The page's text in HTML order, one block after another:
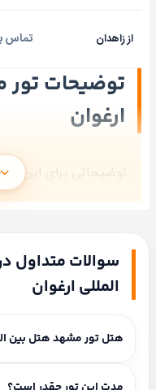
از زاهدان تماس
توضیحات تور
ارغوان
توضیحاتی برای این
سحر
سوالات متداول
المللی ارغوان
هتل تور مشهد هتل بین
این هتل ۵ ستاره است.